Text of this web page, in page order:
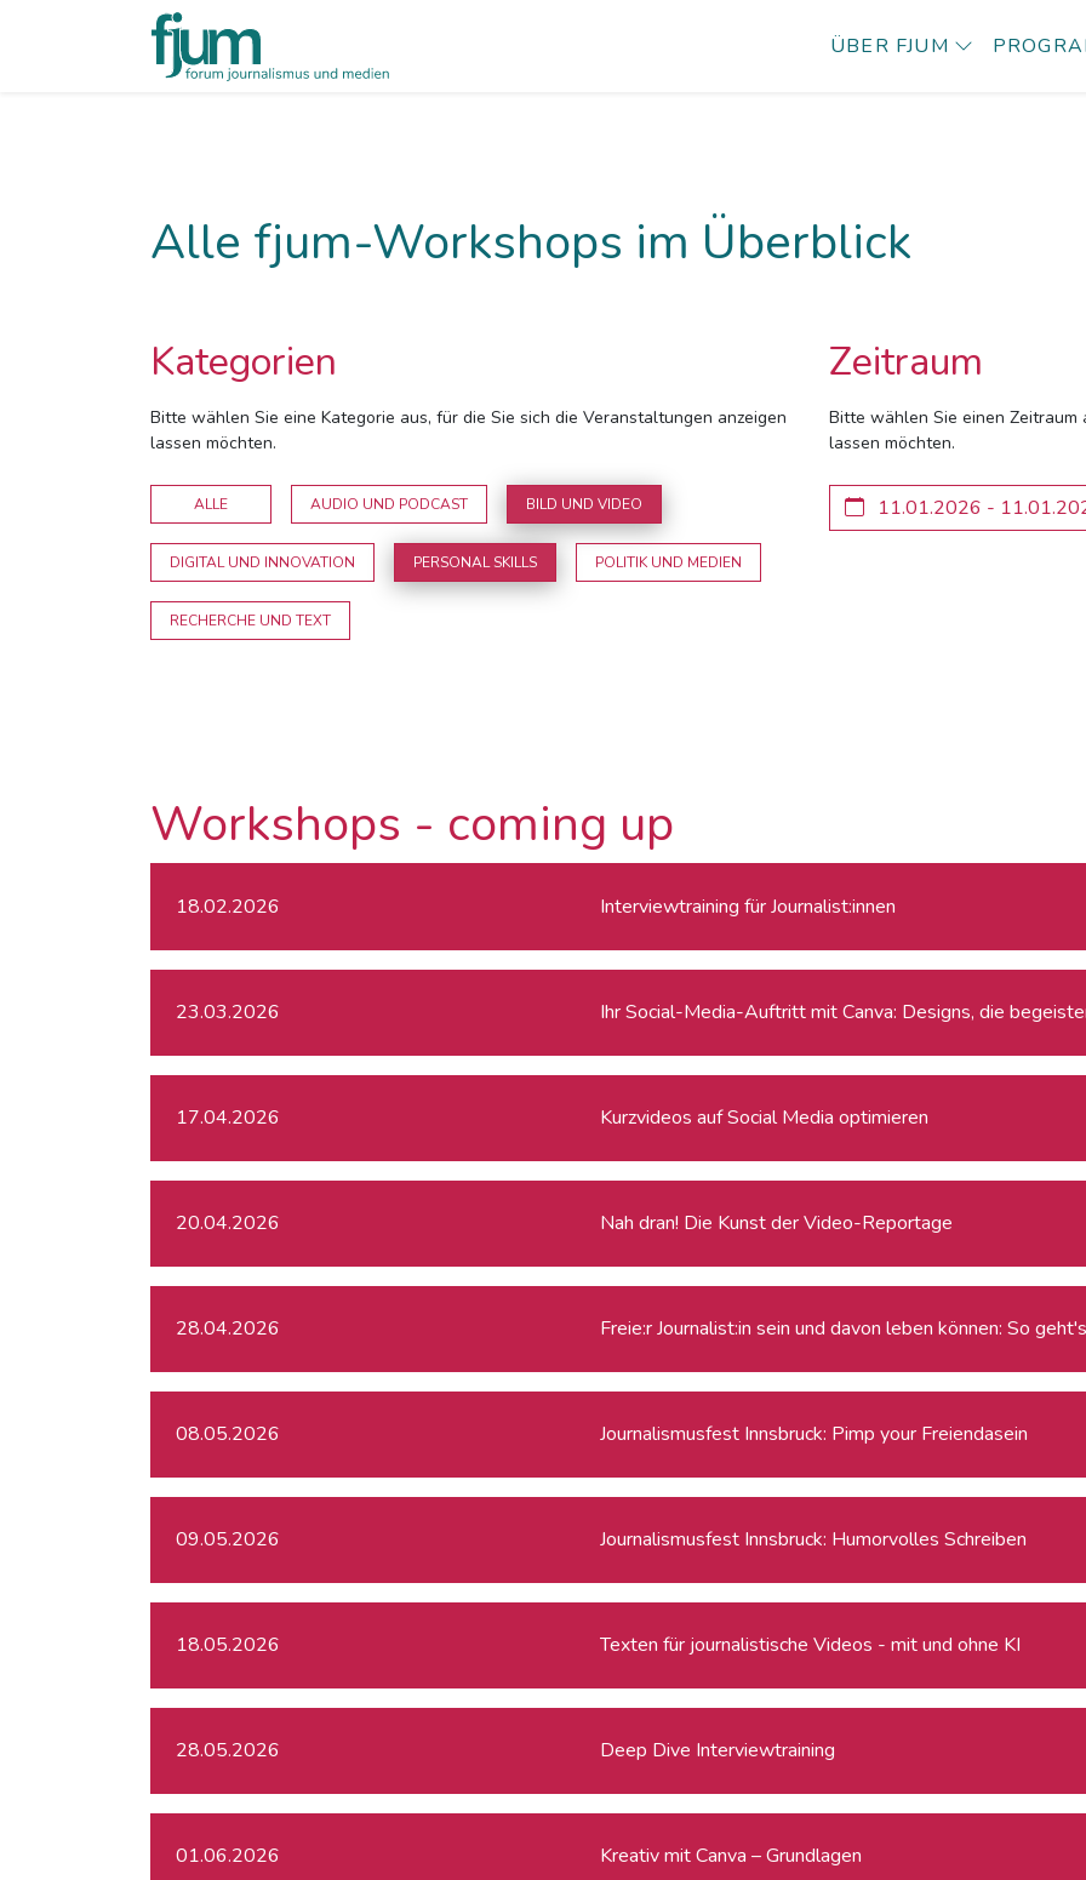
ÜBER FJUM
Alle fjum-Workshops im Überblick
Kategorien
Bitte wählen Sie eine Kategorie aus, für die Sie sich die Veranstaltungen anzeigen
lassen möchten.
ALLE AUDIO UND PODCAST BILD UND VIDEO
DIGITAL UND INNOVATION PERSONAL SKILLS POLITIK UND MEDIEN
RECHERCHE UND TEXT
Zeitraum
Bitte wählen Sie einen Zeitraum
lassen möchten.
Workshops - coming up
18.02.2026 Interviewtraining für Journalist:innen
23.03.2026 Ihr Social-Media-Auftritt mit Canva: Designs, die
17.04.2026 Kurzvideos auf Social Media optimieren
20.04.2026 Nah dran! Die Kunst der Video-Reportage
28.04.2026 Freie:r Journalist:in sein und davon leben können: So
08.05.2026 Journalismusfest Innsbruck: Pimp your Freiendasein
09.05.2026 Journalismusfest Innsbruck: Humorvolles Schreiben
18.05.2026 Texten für journalistische Videos - mit und ohne KI
28.05.2026 Deep Dive Interviewtraining
01.06.2026 Kreativ mit Canva – Grundlagen